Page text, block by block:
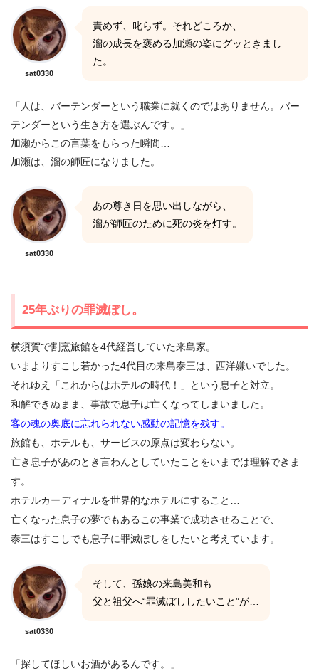
sat0330
責めず、叱らず。それどころか、
溜の成長を褒める加瀬の姿にグッときまし
た。
「人は、バーテンダーという職業に就くのではありません。バー
テンダーという生き方を選ぶんです。」
加瀬からこの言葉をもらった瞬間…
加瀬は、溜の師匠になりました。
sat0330
あの尊き日を思い出しながら、
溜が師匠のために死の炎を灯す。
25年ぶりの罪滅ぼし。
横須賀で割烹旅館を4代経営していた来島家。
いまよりすこし若かった4代目の来島泰三は、西洋嫌いでした。
それゆえ「これからはホテルの時代！」という息子と対立。
和解できぬまま、事故で息子は亡くなってしまいました。
客の魂の奥底に忘れられない感動の記憶を残す。
旅館も、ホテルも、サービスの原点は変わらない。
亡き息子があのとき言わんとしていたことをいまでは理解できま
す。
ホテルカーディナルを世界的なホテルにすること…
亡くなった息子の夢でもあるこの事業で成功させることで、
泰三はすこしでも息子に罪滅ぼしをしたいと考えています。
sat0330
そして、孫娘の来島美和も
父と祖父へ“罪滅ぼししたいこと”が…
「探してほしいお酒があるんです。」